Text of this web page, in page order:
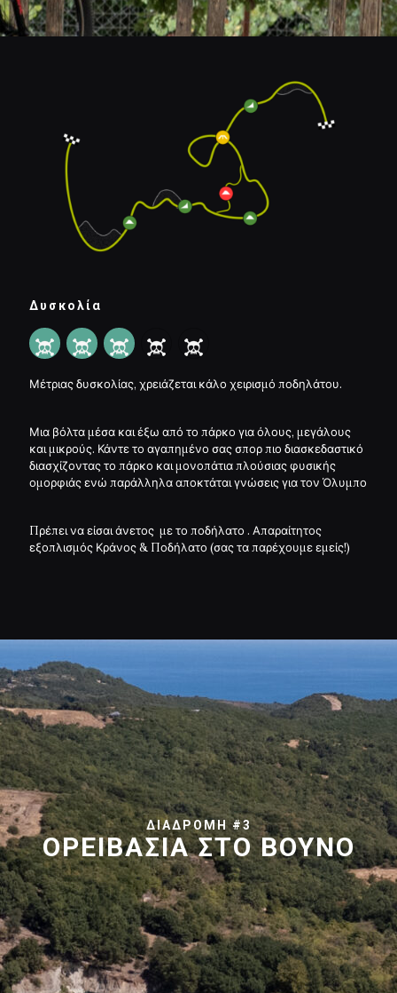
Δυσκολία
Μέτριας δυσκολίας, χρειάζεται κάλο χειρισμό ποδηλάτου.
Μια βόλτα μέσα και έξω από το πάρκο για όλους, μεγάλους
και μικρούς. Κάντε το αγαπημένο σας σπορ πιο διασκεδαστικό
διασχίζοντας το πάρκο και μονοπάτια πλούσιας φυσικής
ομορφιάς ενώ παράλληλα αποκτάται γνώσεις για τον Όλυμπο
Πρέπει να είσαι άνετος με το ποδήλατο . Απαραίτητος
εξοπλισμός Κράνος & Ποδήλατο (σας τα παρέχουμε εμείς!)
ΔΙΑΔΡΟΜΗ #3
ΟΡΕΙΒΑΣΙΑ ΣΤΟ ΒΟΥΝΟ